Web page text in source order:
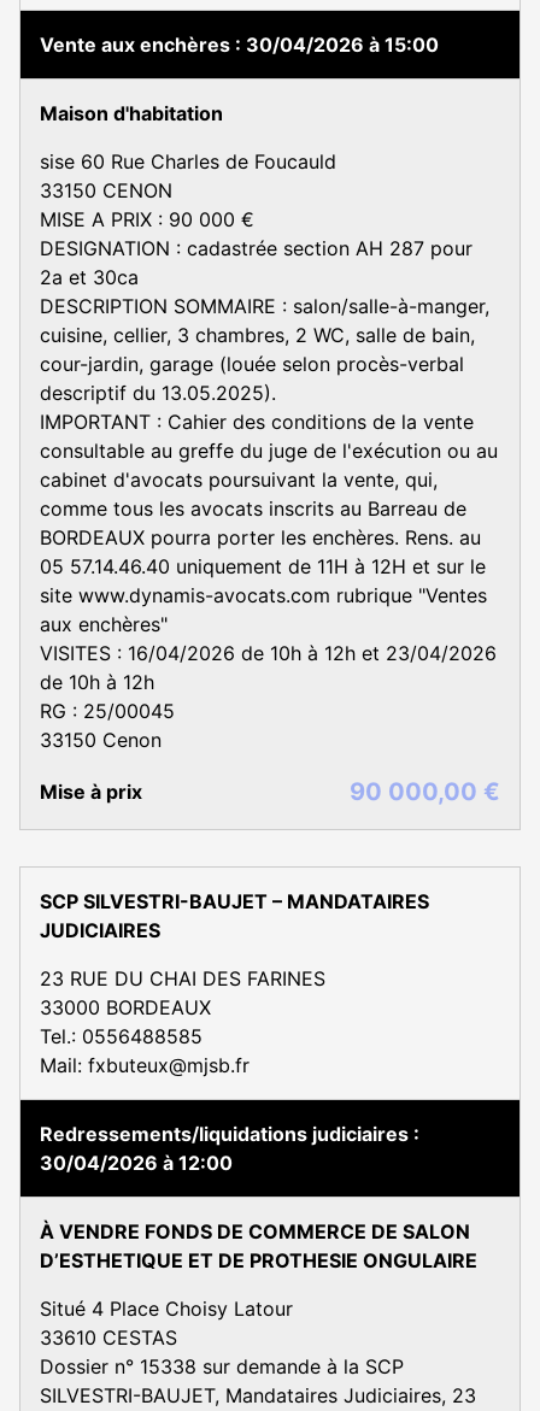
Vente aux enchères 30/04/2026 à 15:00
Maison d'habitation
sise 60 Rue Charles de Foucauld
33150 CENON
MISE A PRIX : 90 000 €
DESIGNATION : cadastrée section AH 287 pour
2a et 30ca
DESCRIPTION SOMMAIRE : salon/salle-à-manger,
cuisine, cellier, 3 chambres, 2 WC, salle de bain,
cour-jardin, garage (louée selon procès-verbal
descriptif du 13.05.2025).
IMPORTANT : Cahier des conditions de la vente
consultable au greffe du juge de l'exécution ou au
cabinet d'avocats poursuivant la vente, qui,
comme tous les avocats inscrits au Barreau de
BORDEAUX pourra porter les enchères. Rens. au
05 57.14.46.40 uniquement de 11H à 12H et sur le
site www.dynamis-avocats.com rubrique "Ventes
aux enchères"
VISITES : 16/04/2026 de 10h à 12h et 23/04/2026
de 10h à 12h
RG : 25/00045
33150 Cenon
Mise à prix 90 000,00 €
SCP SILVESTRI-BAUJET – MANDATAIRES
JUDICIAIRES
23 RUE DU CHAI DES FARINES
33000 BORDEAUX
Tel.: 0556488585
Mail: fxbuteux@mjsb.fr
Redressements/liquidations judiciaires
30/04/2026 à 12:00
À VENDRE FONDS DE COMMERCE DE SALON
D’ESTHETIQUE ET DE PROTHESIE ONGULAIRE
Situé 4 Place Choisy Latour
33610 CESTAS
Dossier n° 15338 sur demande à la SCP
SILVESTRI-BAUJET, Mandataires Judiciaires, 23